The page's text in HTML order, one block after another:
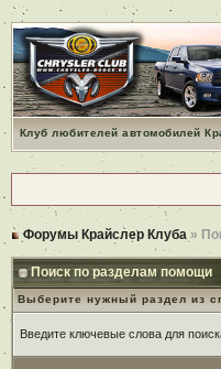
Клуб любителей автомобилей
Форумы Крайслер Клуба »
Поиск по разделам помощи
Выберите нужный раздел из
Введите ключевые слова для